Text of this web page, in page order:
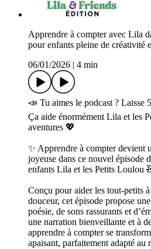
Apprendre à compter avec Lila
pour enfants pleine de créativité
06/01/2026
4 min
📣 Tu aimes le podcast ? Laisse 5
Ça aide énormément Lila et les
aventures 💖
✨ Apprendre à compter devient
joyeuse dans ce nouvel épisode
enfants Lila et les Petits Loulou
Conçu pour aider les tout-petits
douceur, cet épisode propose
poésie, de sons rassurants et
une narration bienveillante et à
apprendre à compter se
apaisant, parfaitement adapté au